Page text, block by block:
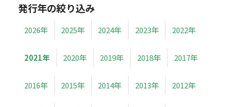
発行年の絞り込み
2026年 2025年 2024年 2023年 2022年
2021年 2020年 2019年 2018年 2017年
2016年 2015年 2014年 2013年 2012年